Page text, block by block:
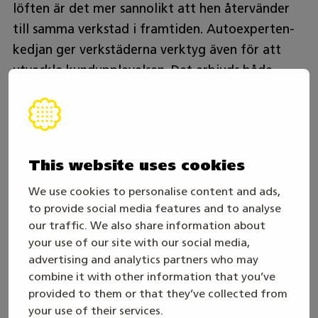
This website uses cookies
We use cookies to personalise content and ads,
to provide social media features and to analyse
our traffic. We also share information about
your use of our site with our social media,
advertising and analytics partners who may
combine it with other information that you’ve
provided to them or that they’ve collected from
your use of their services.
löften är det mer sannolikt att hen återvänder
till samma verkstad i framtiden. Autoexperten-
kedjan ger verkstäderna verktyg även för att
utveckla kundupplevelsen. Det erbjuds både
kommunikation med kunden.
Nya yrkesproffs behövs
Autoexperten vill uppmuntra framtidens
mekaniker att fortsätta på den väg de har valt,
eftersom nya, engagerade yrkeskunniga behövs i
branschen. Bilverkstadsbranschen erbjuder också
möjligheter att arbeta som företagare, och den
moderna biltekniken gör det möjligt att